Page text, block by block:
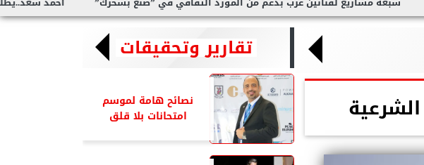
تقارير وتحقيقات
نصائح هامة لموسم
امتحانات بلا قلق